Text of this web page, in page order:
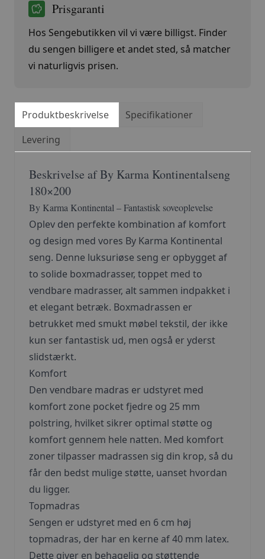
Prisgaranti
Hos Sengebutikken vil vi være billigst. Finder
du sengen billigere et andet sted, så matcher
vi naturligvis prisen.
Produktbeskrivelse
Specifikationer
Levering
Beskrivelse af By Karma Kontinentalseng
180×200
By Karma Kontinental – Fantastisk soveoplevelse
Oplev den perfekte kombination af komfort
og design med vores By Karma Kontinental
seng. Denne luksuriøse seng er opbygget af
to solide boxmadrasser, toppet med to
vendbare madrasser, alt sammen indpakket i
et elegant betræk. Boxmadrassen er
betrukket med smukt møbel tekstil, der ikke
kun ser fantastisk ud, men også er yderst
slidstærkt.
Komfort
Den vendbare madras er udstyret med
komfort zone pocket fjedre og 25 mm
polstring, hvilket sikrer optimal støtte og
komfort gennem hele natten. Med komfort
zoner tilpasser madrassen sig din krop, så du
får den bedst mulige støtte, uanset hvordan
du ligger.
Topmadras
Sengen er udstyret med en 6 cm høj
topmadras, der har en kerne af 40 mm latex.
Dette giver en behagelig og støttende